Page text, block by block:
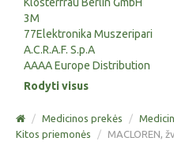
3M
77Elektronika Muszeripari
A.C.R.A.F. S.p.A
AAAA Europe Distribution
Rodyti visus
/ Medicinos prekės /
Kitos priemonės
/ MACLOREN,